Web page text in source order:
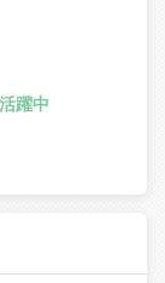
躍中